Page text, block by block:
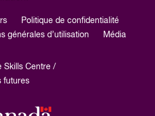
Politique de confidentialité
générales d’utilisation Média
Skills Centre /
futures